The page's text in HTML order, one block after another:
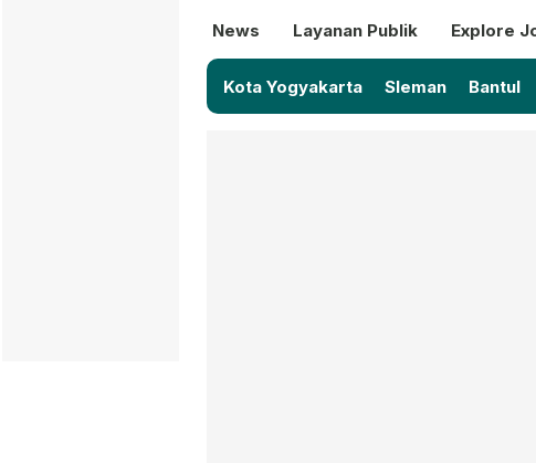
News Layanan Publik Explore
Kota Yogyakarta Sleman Bantul